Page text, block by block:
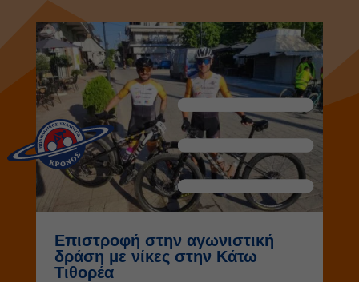
Επιστροφή στην αγωνιστική
δράση με νίκες στην Κάτω
Τιθορέα